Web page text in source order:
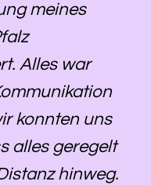
meines
Alles war
konnten uns
alles geregelt
hinweg.